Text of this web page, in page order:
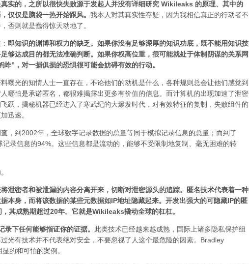
实的，之所以很快失败源于发起人并没有详细研究 Wikileaks 的原理、其中的
仅仅是脑袋一热开始跟风。 我本人对其真实性存疑，因为我相信真正的行动者不
否则就是蠢得惊天动地了。
即知识的渊博和权力的缺乏。如果你没有足够深厚的知识功底，既不能用知识技
够达成目的都无法准确判断。如果你权高位重，很可能就处于体制阴谋的关系网
”，对一损俱损的恐惧很可能会妨碍有效的行动。
曝光的知情人士一直存在，不论他们的动机是什么，各种规则总会让他们感觉到
哪怕是承诺匿名，都很难揭露出更多有价值的信息。而计算机的出现加速了泄密
跃，揭秘机器已经进入了寒武纪的大爆发时代，对有效特征的复制，失败组件的
迅速。
，到2002年，全球数字记录数据的总量等同于模拟记录信息的总量；而到了
录信息的94%。这些信息都是流动的，能够不受限制地复制、毫无困难的转
泄密者和被泄漏的内容分离开来，切断对泄密源头的追踪。匿名技术代表着一种
本身，而将该数据的某些元数据如IP地址隐藏起来。开发出强大的可隐藏IP的匿
其成熟期超过20年。 它就是Wikileaks撬动全球的杠杠。
录下任何能够指证你的证据。 此类技术已经越来越成熟，国际上诸多隐私保护组
光有技术并不代表绝对安全，不要忽视了人这个最危险的因素。Bradley
的和可怕的案例。